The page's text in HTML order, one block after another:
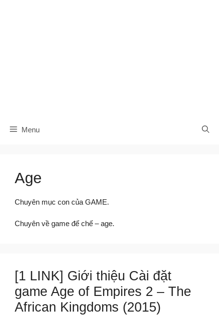
Menu
Age
Chuyên mục con của GAME.
Chuyên về game đế chế – age.
[1 LINK] Giới thiệu Cài đặt
game Age of Empires 2 – The
African Kingdoms (2015)